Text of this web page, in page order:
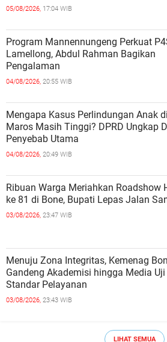
05/08/2026, 17:04 WIB
Program Mannennungeng Perkuat
Lamellong, Abdul Rahman Bagikan
Pengalaman
04/08/2026, 20:55 WIB
Mengapa Kasus Perlindungan Anak di
Maros Masih Tinggi? DPRD Ungkap
Penyebab Utama
04/08/2026, 20:49 WIB
Ribuan Warga Meriahkan Roadshow
ke 81 di Bone, Bupati Lepas Jalan
03/08/2026, 23:47 WIB
Menuju Zona Integritas, Kemenag
Gandeng Akademisi hingga Media Uji
Standar Pelayanan
03/08/2026, 23:43 WIB
LIHAT SEMUA